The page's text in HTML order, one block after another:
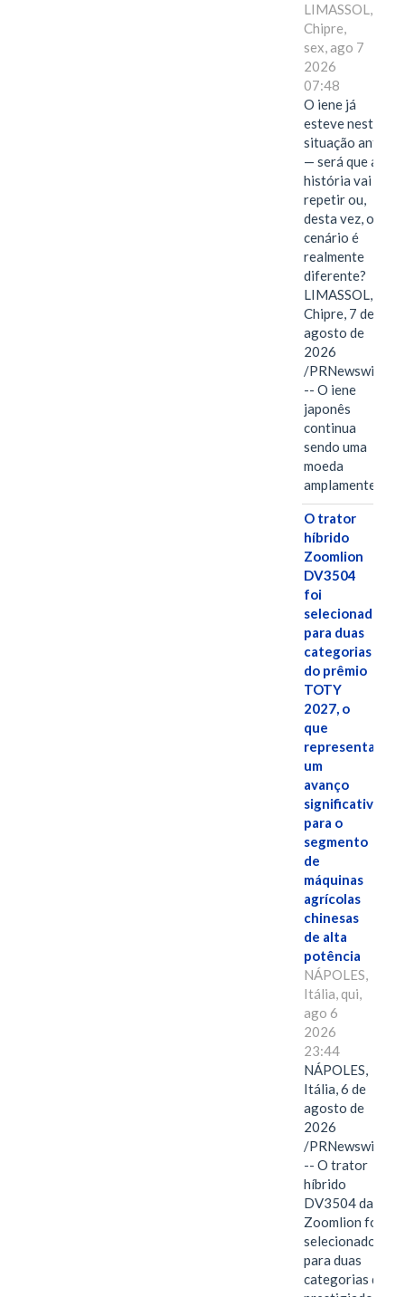
LIMASSOL,
Chipre,
sex, ago 7
2026
07:48
O iene já
esteve nesta
situação antes
— será que a
história vai se
repetir ou,
desta vez, o
cenário é
realmente
diferente?
LIMASSOL,
Chipre, 7 de
agosto de
2026
/PRNewswire/
-- O iene
japonês
continua
sendo uma
moeda
amplamente…
O trator
híbrido
Zoomlion
DV3504
foi
selecionado
para duas
categorias
do prêmio
TOTY
2027, o
que
representa
um
avanço
significativo
para o
segmento
de
máquinas
agrícolas
chinesas
de alta
potência
NÁPOLES,
Itália, qui,
ago 6
2026
23:44
NÁPOLES,
Itália, 6 de
agosto de
2026
/PRNewswire/
-- O trator
híbrido
DV3504 da
Zoomlion foi
selecionado
para duas
categorias do